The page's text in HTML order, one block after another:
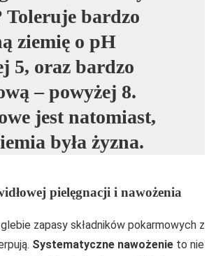
Toleruje bardzo
ziemię o pH
5, oraz bardzo
– powyżej 8.
jest natomiast,
była żyzna.
pielęgnacji i nawożenia
zapasy składników pokarmowych z
Systematyczne nawożenie to nie